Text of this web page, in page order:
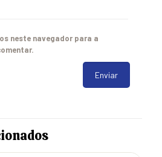
neste navegador para a